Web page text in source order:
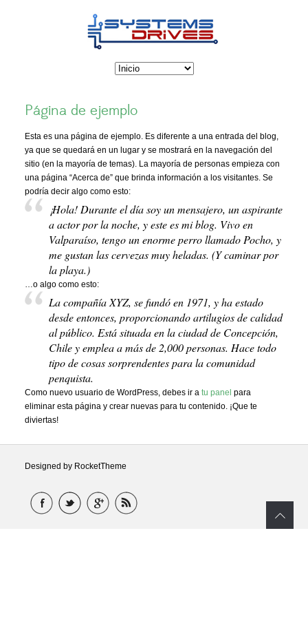
Página de ejemplo
Esta es una página de ejemplo. Es diferente a una entrada del blog,
ya que se quedará en un lugar y se mostrará en la navegación del
sitio (en la mayoría de temas). La mayoría de personas empieza con
una página “Acerca de” que brinda información a los visitantes. Se
podría decir algo como esto:
¡Hola! Durante el día soy un mensajero, un aspirante
a actor por la noche, y este es mi blog. Vivo en
Valparaíso, tengo un enorme perro llamado Pocho, y
me gustan las cervezas muy heladas. (Y caminar por
la playa.)
…o algo como esto:
La compañía XYZ, se fundó en 1971, y ha estado
desde entonces, proporcionando artilugios de calidad
al público. Está situada en la ciudad de Concepción,
Chile y emplea a más de 2,000 personas. Hace todo
tipo de cosas sorprendentes para la comunidad
penquista.
Como nuevo usuario de WordPress, debes ir atu panel para
eliminar esta página y crear nuevas para tu contenido. ¡Que te
diviertas!
Designed by RocketTheme